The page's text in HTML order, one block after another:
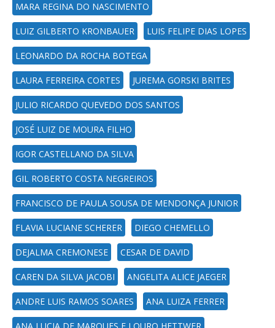
MARA REGINA DO NASCIMENTO
LUIZ GILBERTO KRONBAUER LUIS FELIPE DIAS LOPES
LEONARDO DA ROCHA BOTEGA
LAURA FERREIRA CORTES JUREMA GORSKI BRITES
JULIO RICARDO QUEVEDO DOS SANTOS
JOSÉ LUIZ DE MOURA FILHO
IGOR CASTELLANO DA SILVA
GIL ROBERTO COSTA NEGREIROS
FRANCISCO DE PAULA SOUSA DE MENDONÇA JUNIOR
FLAVIA LUCIANE SCHERER DIEGO CHEMELLO
DEJALMA CREMONESE CESAR DE DAVID
CAREN DA SILVA JACOBI ANGELITA ALICE JAEGER
ANDRE LUIS RAMOS SOARES ANA LUIZA FERRER